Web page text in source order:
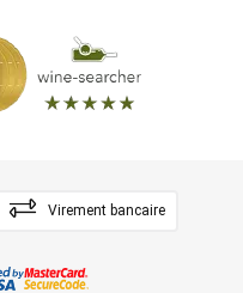
Virement bancaire